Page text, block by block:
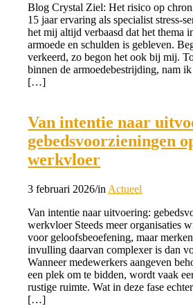
Blog Crystal Ziel: Het risico op
15 jaar ervaring als specialist stress-
het mij altijd verbaasd dat het thema
armoede en schulden is gebleven.
verkeerd, zo begon het ook bij mij.
binnen de armoedebestrijding, nam
[…]
Van intentie naar
gebedsvoorzieningen
werkvloer
3 februari 2026/in Actueel
Van intentie naar uitvoering:
werkvloer Steeds meer organisaties
voor geloofsbeoefening, maar
invulling daarvan complexer is dan
Wanneer medewerkers aangeven
een plek om te bidden, wordt vaak
rustige ruimte. Wat in deze fase
[…]